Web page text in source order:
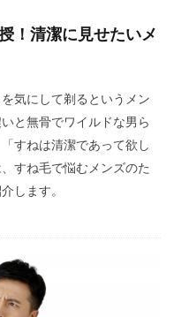
！清潔に見せたいメ
気にして剃るというメン
と無骨でワイルドな男ら
すねは清潔であって欲し
すね毛で悩むメンズのた
します。